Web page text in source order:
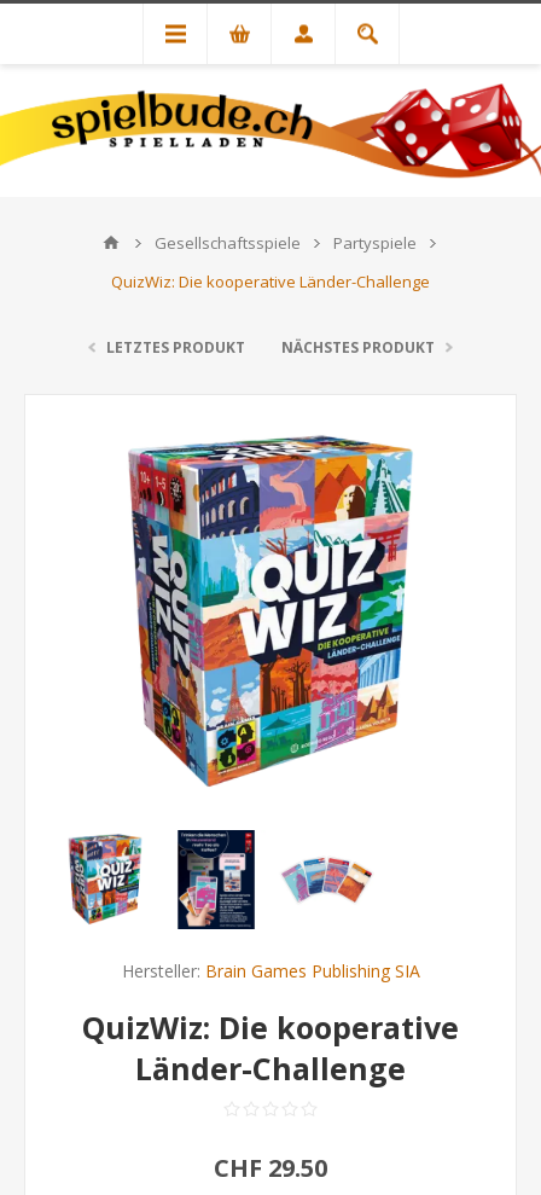
Gesellschaftsspiele
Partyspiele
QuizWiz: Die kooperative Länder-Challenge
LETZTES PRODUKT NÄCHSTES PRODUKT
Hersteller: Brain Games Publishing SIA
QuizWiz: Die kooperative
Länder-Challenge
CHF 29.50